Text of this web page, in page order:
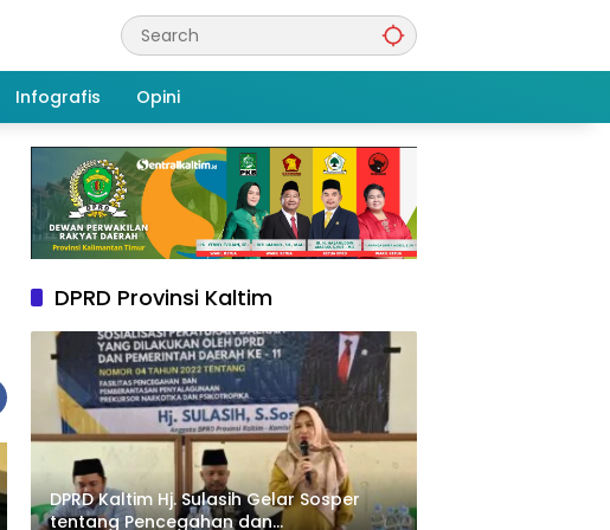
Infografis Opini
DPRD Provinsi Kaltim
DPRD Kaltim Hj. Sulasih Gelar Sosper
tentang Pencegahan dan